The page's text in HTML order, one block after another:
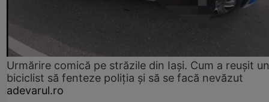
Urmărire comică pe străzile din Iași. Cum a reușit un
biciclist să fenteze poliția și să se facă nevăzut
adevarul.ro